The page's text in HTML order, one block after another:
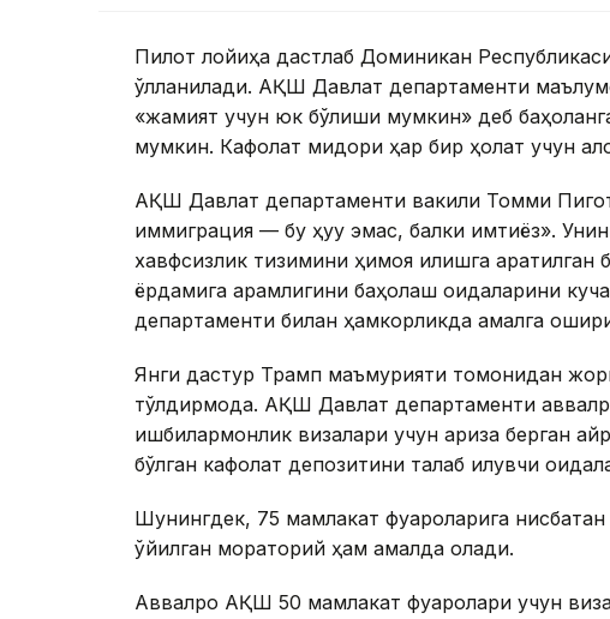
Пилот лойиҳа дастлаб Доминикан
қўлланилади. АҚШ Давлат департаменти
«жамият учун юк бўлиши мумкин» деб
мумкин. Кафолат миқдори ҳар бир ҳолат учун
АҚШ Давлат департаменти вакили Томми
иммиграция — бу ҳуқуқ эмас, балки имтиёз».
хавфсизлик тизимини ҳимоя қилишга
ёрдамига қарамлигини баҳолаш қоидаларини
департаменти билан ҳамкорликда амалга
Янги дастур Трамп маъмурияти томонидан
тўлдирмоқда. АҚШ Давлат департаменти
ишбилармонлик визалари учун ариза берган
бўлган кафолат депозитини талаб қилувчи
Шунингдек, 75 мамлакат фуқароларига
қўйилган мораторий ҳам амалда қолади.
Аввалроқ АҚШ 50 мамлакат фуқаролари учун